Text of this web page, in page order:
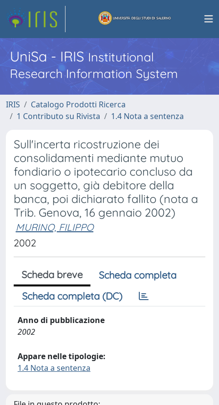
UniSa - IRISInstitutional
Research Information System
IRIS
Catalogo Prodotti Ricerca
1 Contributo su Rivista
1.4 Nota a sentenza
Sull'incerta ricostruzione dei
consolidamenti mediante mutuo
fondiario o ipotecario concluso da
un soggetto, già debitore della
banca, poi dichiarato fallito (nota a
Trib. Genova, 16 gennaio 2002)
MURINO, FILIPPO
2002
Scheda breve
Scheda completa
Scheda completa (DC)
Anno di pubblicazione
2002
Appare nelle tipologie:
1.4 Nota a sentenza